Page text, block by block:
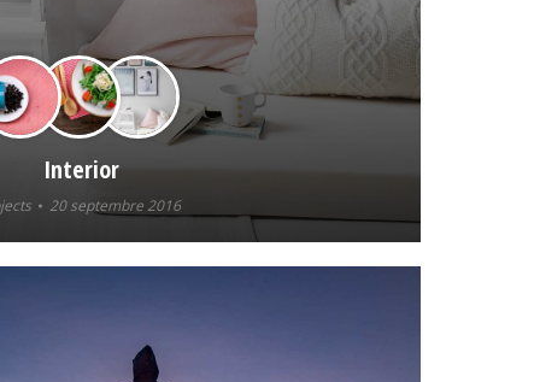
Interior
20 septembre 2016